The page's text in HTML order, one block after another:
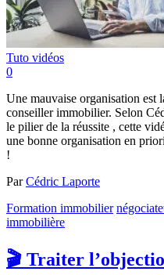
Tuto vidéos
0
Une mauvaise organisation est
conseiller immobilier. Selon
le pilier de la réussite , cette
une bonne organisation en
!
ParCédric Laporte
Formation immobilier
immobilière
🎬 Traiter